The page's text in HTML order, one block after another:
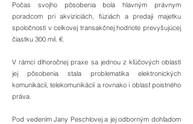
Počas svojho pôsobenia bola hlavným právnym
poradcom pri akvizíciách, fúziách a predaji majetku
spoločností v celkovej transakčnej hodnote prevyšujúcej
čiastku 300 mil. €.
V rámci dlhoročnej praxe sa jednou z kľúčových oblastí
jej pôsobenia stala problematika elektronických
komunikácií, telekomunikácií a rovnako i oblasť poistného
práva.
Pod vedením Jany Peschlovej a jej odborným dohľadom